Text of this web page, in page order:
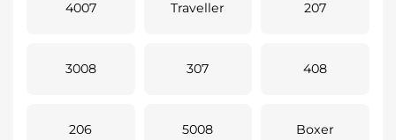
4007 Traveller 207
3008 307 408
206 5008 Boxer